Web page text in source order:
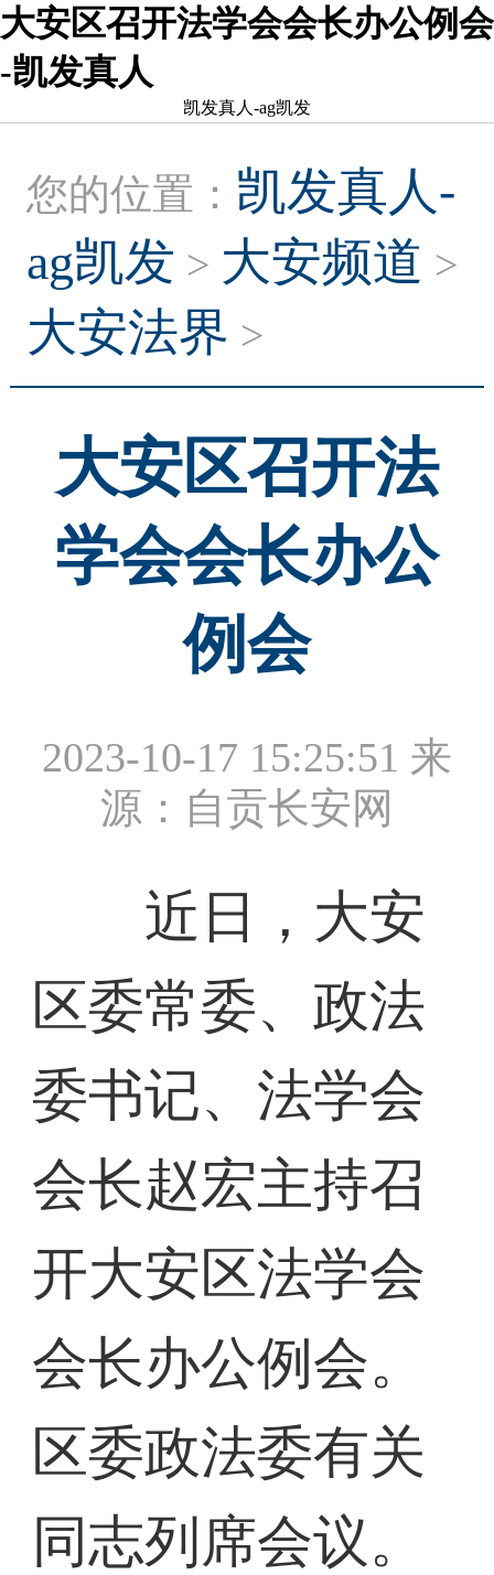
大安区召开法学会会长办公例会
-凯发真人
凯发真人-ag凯发
您的位置： 凯发真人-
ag凯发 > 大安频道 >
大安法界 >
大安区召开法
学会会长办公
例会
2023-10-17 15:25:51 来
源：自贡长安网
近日，大安
区委常委、政法
委书记、法学会
会长赵宏主持召
开大安区法学会
会长办公例会。
区委政法委有关
同志列席会议。